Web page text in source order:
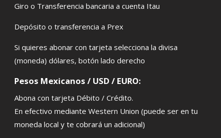
Giro o Transferencia bancaria a cuenta Itau
Depósito o transferencia a Prex
Si quieres abonar con tarjeta selecciona la divisa
(moneda) dólares, botón lado derecho
Pesos Mexicanos / USD / EURO:
Abona con tarjeta Débito / Crédito.
En efectivo mediante Western Union (puede ser en tu
moneda local y te cobrará un adicional)